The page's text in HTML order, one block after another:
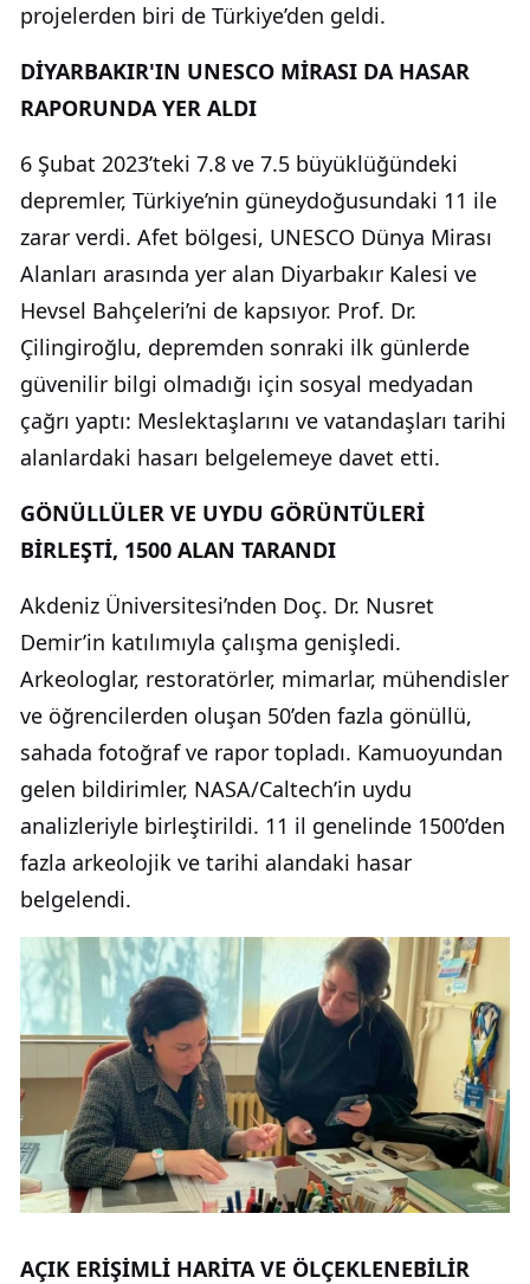
projelerden biri de Türkiye’den geldi.
DİYARBAKIR'IN UNESCO MİRASI DA HASAR
RAPORUNDA YER ALDI
6 Şubat 2023’teki 7.8 ve 7.5 büyüklüğündeki
depremler, Türkiye’nin güneydoğusundaki 11 ile
zarar verdi. Afet bölgesi, UNESCO Dünya Mirası
Alanları arasında yer alan Diyarbakır Kalesi ve
Hevsel Bahçeleri’ni de kapsıyor. Prof. Dr.
Çilingiroğlu, depremden sonraki ilk günlerde
güvenilir bilgi olmadığı için sosyal medyadan
çağrı yaptı: Meslektaşlarını ve vatandaşları tarihi
alanlardaki hasarı belgelemeye davet etti.
GÖNÜLLÜLER VE UYDU GÖRÜNTÜLERİ
BİRLEŞTİ, 1500 ALAN TARANDI
Akdeniz Üniversitesi’nden Doç. Dr. Nusret
Demir’in katılımıyla çalışma genişledi.
Arkeologlar, restoratörler, mimarlar, mühendisler
ve öğrencilerden oluşan 50’den fazla gönüllü,
sahada fotoğraf ve rapor topladı. Kamuoyundan
gelen bildirimler, NASA/Caltech’in uydu
analizleriyle birleştirildi. 11 il genelinde 1500’den
fazla arkeolojik ve tarihi alandaki hasar
belgelendi.
AÇIK ERİŞİMLİ HARİTA VE ÖLÇEKLENEBİLİR